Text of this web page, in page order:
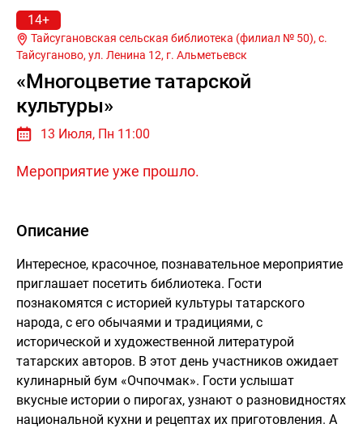
14+
Тайсуганово, ул. Ленина 12, г. Альметьевск
«Многоцветие татарской
культуры»
13 Июля, Пн 11:00
Мероприятие уже прошло.
Описание
Интересное, красочное, познавательное мероприятие
приглашает посетить библиотека. Гости
познакомятся с историей культуры татарского
народа, с его обычаями и традициями, с
исторической и художественной литературой
татарских авторов. В этот день участников ожидает
кулинарный бум «Очпочмак». Гости услышат
вкусные истории о пирогах, узнают о разновидностях
национальной кухни и рецептах их приготовления. А